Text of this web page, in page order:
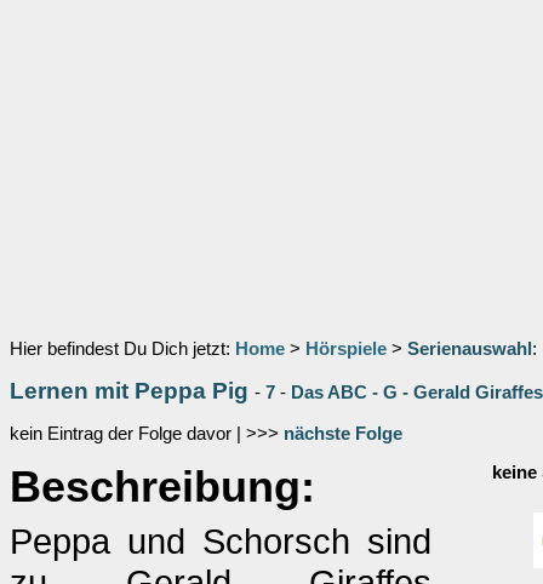
Hier befindest Du Dich jetzt: Home > Hörspiele > Serienauswahl :
Lernen mit Peppa Pig - 7 - Das ABC - G - Gerald
kein Eintrag der Folge davor | >>> nächste Folge
Beschreibung:
Peppa und Schorsch sind